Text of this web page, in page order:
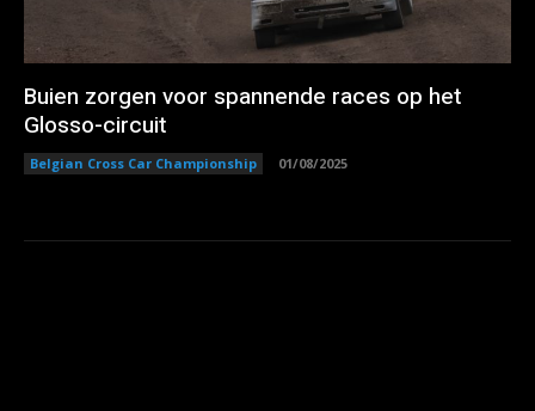
Buien zorgen voor spannende races op het
Glosso-circuit
Belgian Cross Car Championship 01/08/2025